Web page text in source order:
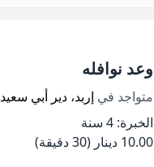
وعد نوافله
متواجد في إربد، دير أبي سعيد
الخبرة: 4 سنة
10.00 دينار
(30 دقيقة)